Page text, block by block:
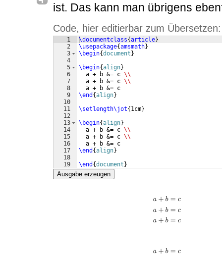
ist. Das kann man übrigens
Code, hier editierbar zum Übersetzen:
1
2
3
4
5
6
7
8
9
10
11
12
13
14
15
16
17
18
19
\documentclass{article}
\usepackage{amsmath}
\begin{document }
\begin{align}
  a + b &= c
\\
  a + b &= c
\\
  a + b &= c
\end {align}
\setlength\jot{ 1cm}
\begin{align}
  a + b &= c
\\
  a + b &= c
\\
  a + b &= c
\end {align}
\end {document }
Ausgabe erzeugen